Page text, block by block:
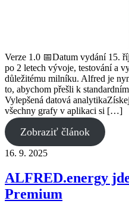
Verze 1.0 📅Datum vydání 15.
po 2 letech vývoje, testování a
důležitému milníku. Alfred je
to, abychom přešli k
Vylepšená datová
všechny grafy v aplikaci si […]
Zobraziť článok
16. 9. 2025
ALFRED.energy
Premium